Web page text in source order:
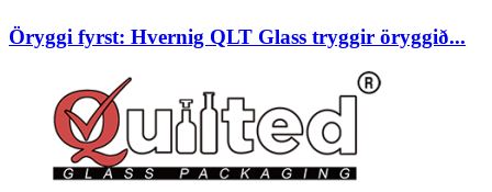
Öryggi fyrst: Hvernig QLT Glass tryggir öryggið...